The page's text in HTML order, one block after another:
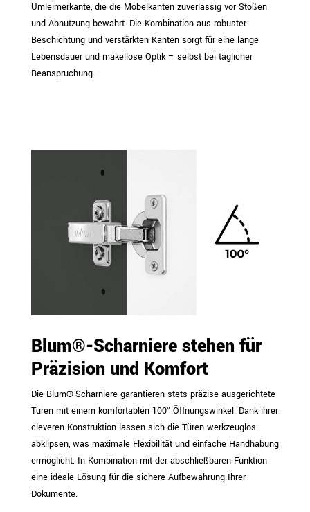
Umleimerkante, die die Möbelkanten zuverlässig vor Stößen
und Abnutzung bewahrt. Die Kombination aus robuster
Beschichtung und verstärkten Kanten sorgt für eine lange
Lebensdauer und makellose Optik – selbst bei täglicher
Beanspruchung.
Blum®-Scharniere stehen für
Präzision und Komfort
Die Blum®-Scharniere garantieren stets präzise ausgerichtete
Türen mit einem komfortablen 100° Öffnungswinkel. Dank ihrer
cleveren Konstruktion lassen sich die Türen werkzeuglos
abklipsen, was maximale Flexibilität und einfache Handhabung
ermöglicht. In Kombination mit der abschließbaren Funktion
eine ideale Lösung für die sichere Aufbewahrung Ihrer
Dokumente.